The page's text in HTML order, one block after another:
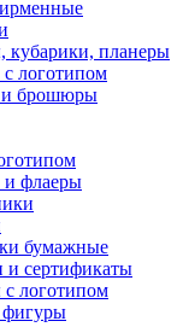
кубарики, планеры
логотипом
и брошюры
и флаеры
бумажные
и сертификаты
логотипом
фигуры